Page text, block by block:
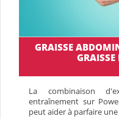
GRAISSE
La combinaison
entraînement sur
peut aider à parfaire